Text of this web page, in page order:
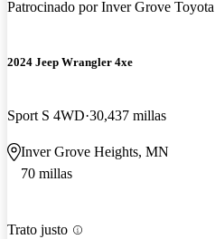
Patrocinado porInver Grove Toyota
2024 Jeep Wrangler 4xe
Sport S 4WD 30,437 millas
Inver Grove Heights, MN
70 millas
Trato justo